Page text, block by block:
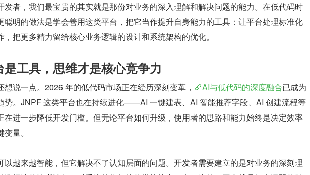
发者，我们最宝贵的其实就是那份对业务的深入理解和解决问题的能力。在低代码时
聪明的做法是学会善用这类平台，把它当作提升自身能力的工具：让平台处理标准化
，把更多精力留给核心业务逻辑的设计和系统架构的优化。
是工具，思维才是核心竞争力
想说一点。2026 年的低代码市场正在经历深刻变革， AI与低代码的深度融合已成为
势。JNPF 这类平台也在持续进化——AI 一键建表、AI 智能推荐字段、AI 创建流程等
在进一步降低开发门槛。但无论平台如何升级，使用者的思路和能力始终是决定效率
量。
以越来越智能，但它解决不了认知层面的问题。开发者需要建立的是对业务的深刻理